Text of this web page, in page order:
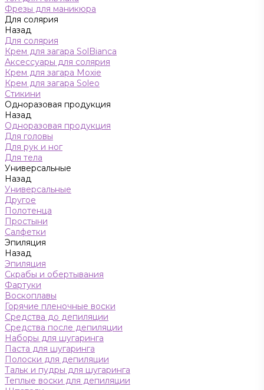
Фрезы для маникюра
Для солярия
Назад
Для солярия
Крем для загара SolBianca
Аксессуары для солярия
Крем для загара Moxie
Крем для загара Soleo
Стикини
Одноразовая продукция
Назад
Одноразовая продукция
Для головы
Для рук и ног
Для тела
Универсальные
Назад
Универсальные
Другое
Полотенца
Простыни
Салфетки
Эпиляция
Назад
Эпиляция
Скрабы и обертывания
Фартуки
Воскоплавы
Горячие пленочные воски
Средства до депиляции
Средства после депиляции
Наборы для шугаринга
Паста для шугаринга
Полоски для депиляции
Тальк и пудры для шугаринга
Теплые воски для депиляции